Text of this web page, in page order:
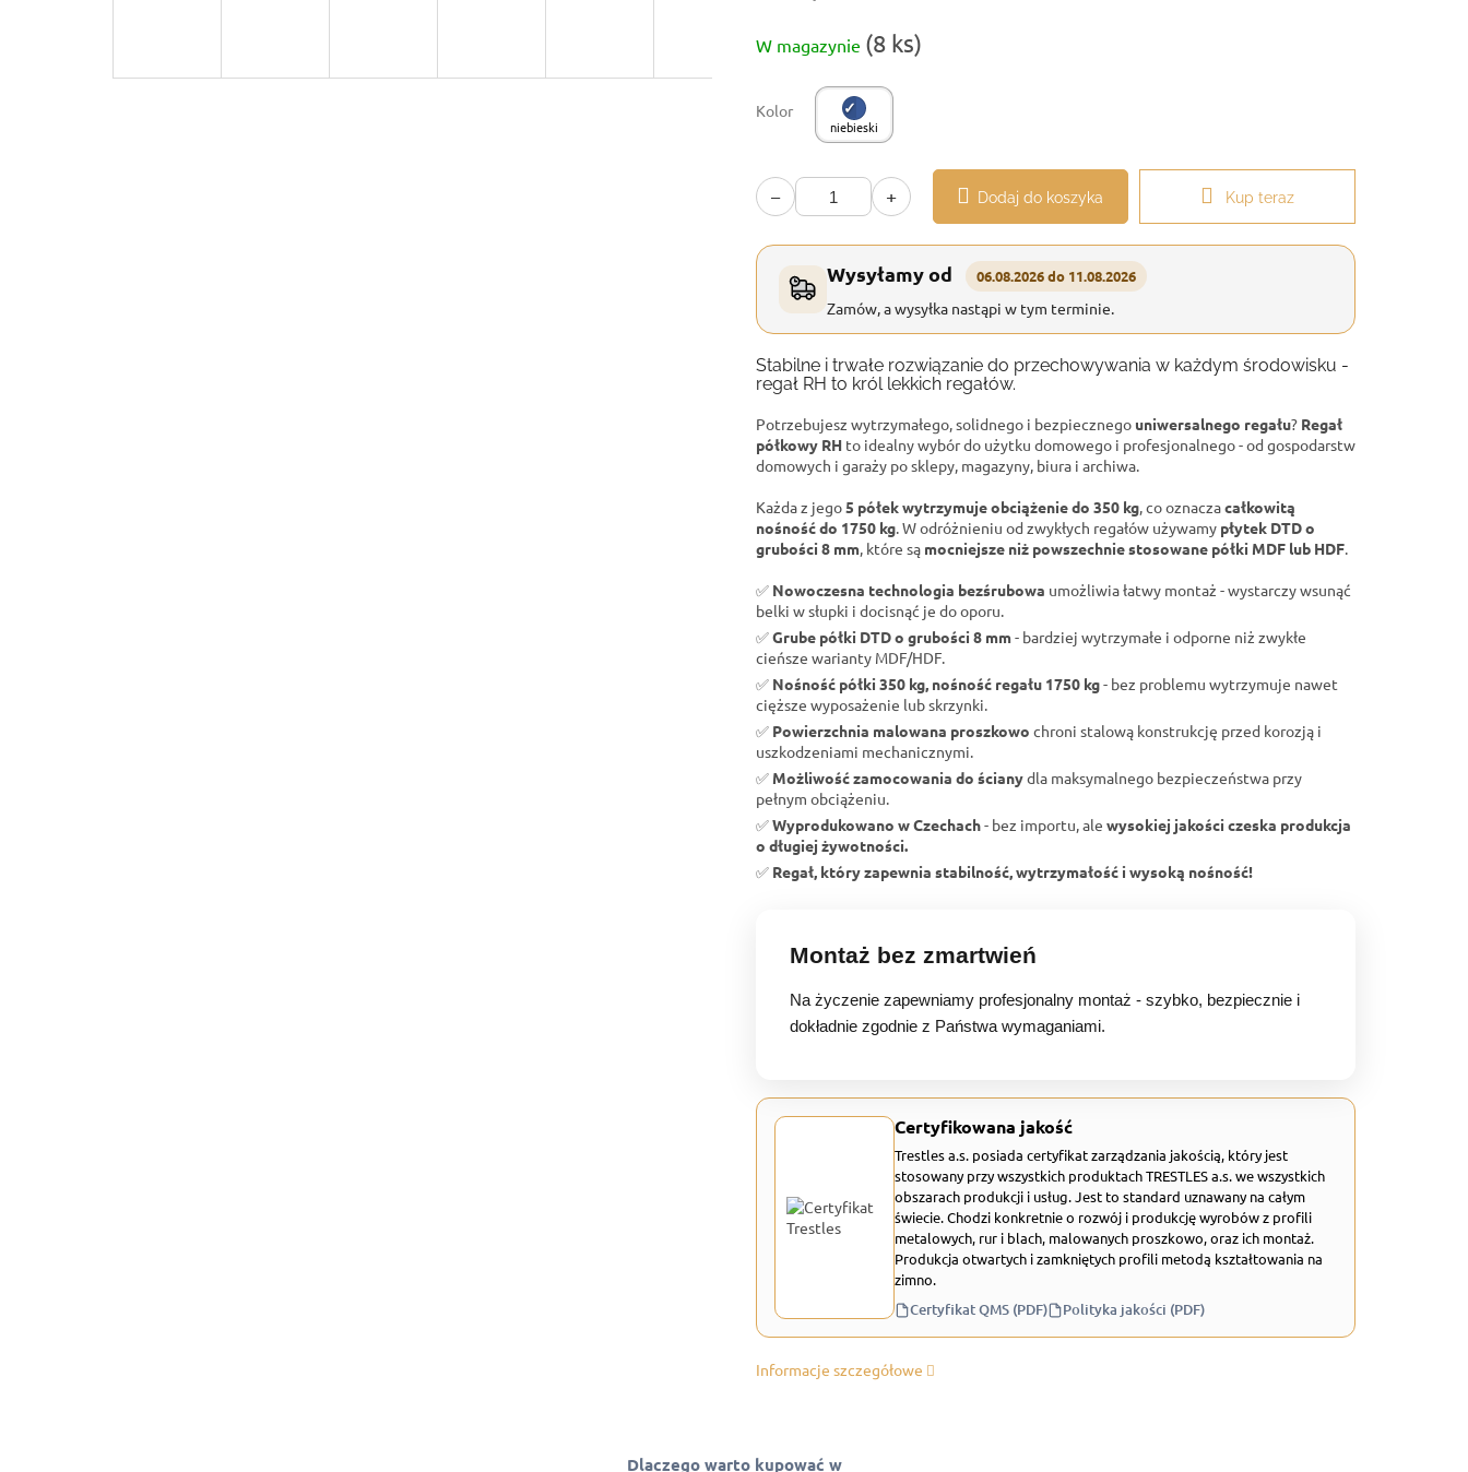
jednostkowa:
W magazynie (8 ks)
Kolor
niebieski
− + Dodaj do koszyka Kup teraz
Wysyłamy od 06.08.2026 do 11.08.2026
Zamów, a wysyłka nastąpi w tym terminie.
Stabilne i trwałe rozwiązanie do przechowywania w każdym środowisku -
regał RH to król lekkich regałów.
Potrzebujesz wytrzymałego, solidnego i bezpiecznego uniwersalnego regału? Regał
półkowy RH to idealny wybór do użytku domowego i profesjonalnego - od gospodarstw
domowych i garaży po sklepy, magazyny, biura i archiwa.
Każda z jego5 półek wytrzymuje obciążenie do 350 kg, co oznaczacałkowitą
nośność do 1750 kg. W odróżnieniu od zwykłych regałów używamy płytek DTD o
grubości 8 mm, które są mocniejsze niż powszechnie stosowane półki MDF lub HDF.
✅ Nowoczesna technologia bezśrubowa umożliwia łatwy montaż - wystarczy wsunąć
belki w słupki i docisnąć je do oporu.
✅Grube półki DTD o grubości 8 mm- bardziej wytrzymałe i odporne niż zwykłe
cieńsze warianty MDF/HDF.
✅ Nośność półki 350 kg, nośność regału 1750 kg- bez problemu wytrzymuje nawet
cięższe wyposażenie lub skrzynki.
✅ Powierzchnia malowana proszkowo chroni stalową konstrukcję przed korozją i
uszkodzeniami mechanicznymi.
✅ Możliwość zamocowania do ścianydla maksymalnego bezpieczeństwa przy
pełnym obciążeniu.
✅Wyprodukowano w Czechach- bez importu, ale wysokiej jakości czeska produkcja
o długiej żywotności.
✅ Regał, który zapewnia stabilność, wytrzymałość i wysoką nośność!
Montaż bez zmartwień
Na życzenie zapewniamy profesjonalny montaż - szybko, bezpiecznie i
dokładnie zgodnie z Państwa wymaganiami.
Certyfikowana jakość
Trestles a.s. posiada certyfikat zarządzania jakością, który jest
stosowany przy wszystkich produktach TRESTLES a.s. we wszystkich
obszarach produkcji i usług. Jest to standard uznawany na całym
świecie. Chodzi konkretnie o rozwój i produkcję wyrobów z profili
metalowych, rur i blach, malowanych proszkowo, oraz ich montaż.
Produkcja otwartych i zamkniętych profili metodą kształtowania na
zimno.
Certyfikat QMS (PDF) Polityka jakości (PDF)
Informacje szczegółowe
Dlaczego warto kupować w